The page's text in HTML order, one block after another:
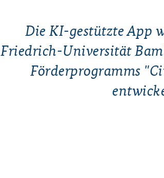
Die KI-gestützte App
Friedrich-Universität
Förderprogramms